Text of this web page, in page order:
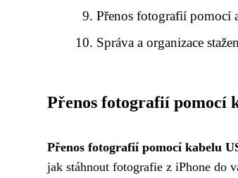
Přenos fotografií pomocí
Správa a organizace
Přenos fotografií pomocí
Přenos fotografií pomocí kabelu
jak stáhnout fotografie z iPhone do